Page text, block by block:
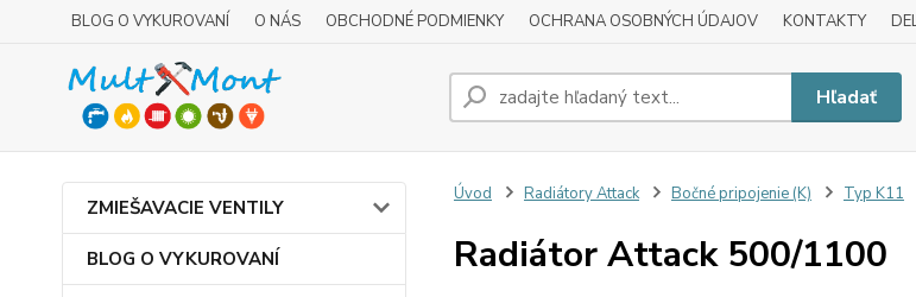
BLOG O VYKUROVANÍ O NÁS OBCHODNÉ PODMIENKY OCHRANA OSOBNÝCH ÚDAJOV KONTAKTY
Hľadať
ZMIEŠAVACIE VENTILY
BLOG O VYKUROVANÍ
Úvod Radiátory Attack Bočné pripojenie (K) Typ K11
Radiátor Attack 500/1100